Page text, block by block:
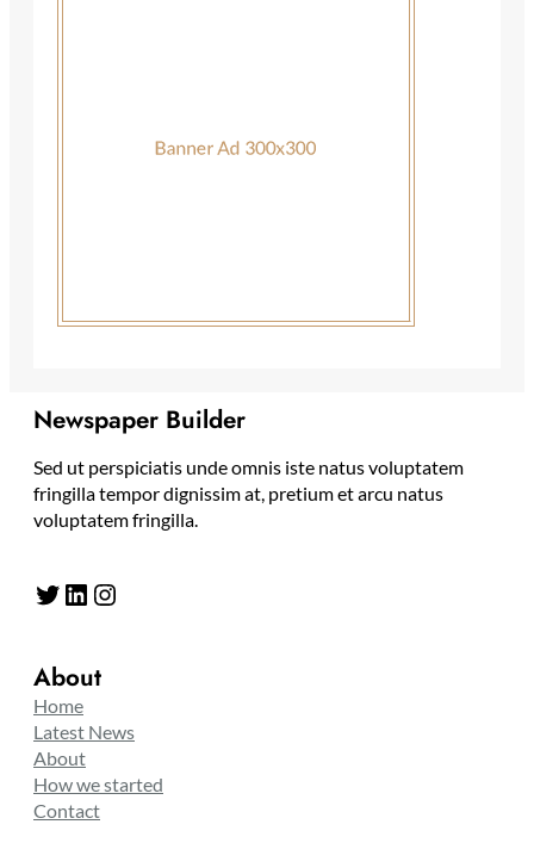
Newspaper Builder
Sed ut perspiciatis unde omnis iste natus voluptatem
fringilla tempor dignissim at, pretium et arcu natus
voluptatem fringilla.
Twitter LinkedIn Instagram
About
Home
Latest News
About
How we started
Contact